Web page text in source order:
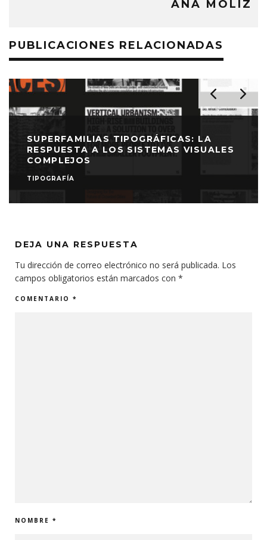
ANA MOLIZ
PUBLICACIONES RELACIONADAS
SUPERFAMILIAS TIPOGRÁFICAS: LA
RESPUESTA A LOS SISTEMAS VISUALES
COMPLEJOS
TIPOGRAFÍA
DEJA UNA RESPUESTA
Tu dirección de correo electrónico no será publicada. Los
campos obligatorios están marcados con *
COMENTARIO *
NOMBRE *